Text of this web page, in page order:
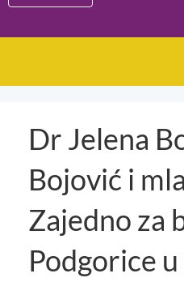
Dr Jelena
Bojović i
Zajedno za
Podgorice